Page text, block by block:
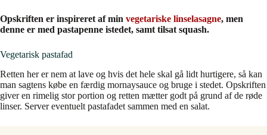
Opskriften er inspireret af min vegetariske linselasagne, men
denne er med pastapenne istedet, samt tilsat squash.
Vegetarisk pastafad
Retten her er nem at lave og hvis det hele skal gå lidt hurtigere, så kan
man sagtens købe en færdig mornaysauce og bruge i stedet. Opskriften
giver en rimelig stor portion og retten mætter godt på grund af de røde
linser. Server eventuelt pastafadet sammen med en salat.